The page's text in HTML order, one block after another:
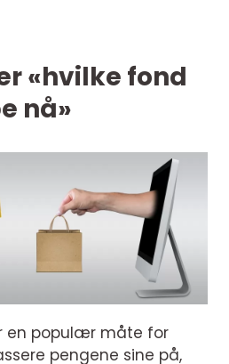
«hvilke fond
nå»
en populær måte for
pengene sine på,